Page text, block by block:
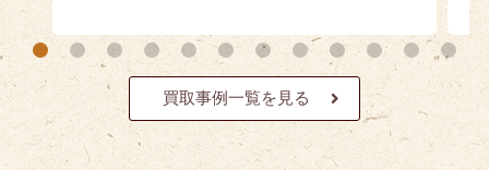
買取事例一覧を見る